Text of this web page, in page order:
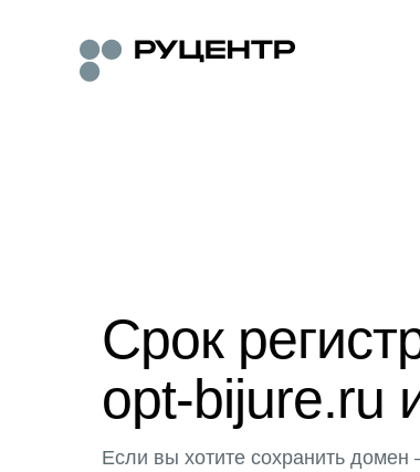
Срок
opt-bijure.ru
Если вы хотите сохранить